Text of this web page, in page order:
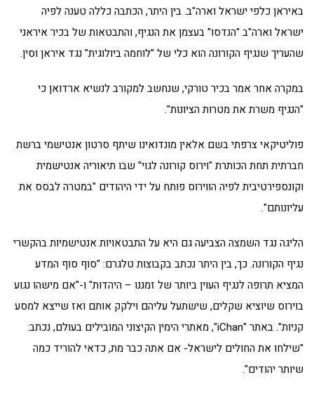
באיראן כלפי ישראל וארה"ב. בין היתר, הכתבה כללה טענה לפיה
ישראל וארה"ב "הנדסו" בעצמן את הנגיף, והתבטאות של בכיר איראני
שהעריך שנגיף הקורונה הוא כלי של "לוחמה ביולוגית" נגד איראן וסין.
במקרה אחר אמר בכיר טורקי, שנחשב למקורב לנשיא ארדואן כי
"הנגיף משרת את מטרות הציונות".
פוליטיקאי צרפתי בשם אלאין מונדואינו שיתף סרטון אנטישמי ברשת
חברתית תחת הכותרת "וירוס קורונה לגוי" שבו תיאוריה אנטישמית
וקונספירטיבית לפיה הווירוס פותח על ידי היהודים "במטרה לבסס את
עליונותם".
הליגה נגד השמצה הצביעה גם היא על התבטאויות אנטישמיות בהקשרי
נגיף הקורונה. כך, בין היתר נכתב בקבוצות טלגרם: "סוף סוף המדע
המציא תרופה לנגיף העוין ביותר של זמננו – היהדות" ו-"אם מישהו נגוע
בוירוס שיוציא שקלים, שישתעל עליהם וילקק אותם ואז שייצא למסע
קניות". באתר "iChan", מאתרי הימין הקיצוני המובילים בעולם, נכתב:
"שילחו את החולים לישראל- אם אתה כבר מת, כדאי להוריד כמה
שיותר יהודים".